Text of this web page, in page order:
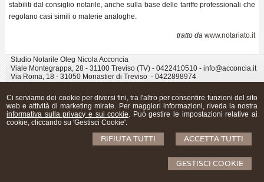
Ci serviamo dei cookie per diversi fini, tra l'altro per consentire funzioni del sito
web e attività di marketing mirate. Per maggiori informazioni, riveda la nostra
informativa sulla privacy e sui cookie. Può gestire le impostazioni relative ai
cookie, cliccando su 'Gestisci Cookie'.
ACCETTA TUTTI
RIFIUTA TUTTI
GESTISCI COOKIE
stabiliti dal consiglio notarile, anche sulla base delle tariffe professionali che
regolano casi simili o materie analoghe.
tratto da www.notariato.it
Studio Notarile Oleg Nicola Acconcia
Viale Montegrappa, 28 - 31100 Treviso (TV) - 0422410510 - info@acconcia.it
Via Roma, 18 - 31050 Monastier di Treviso - 0422898974